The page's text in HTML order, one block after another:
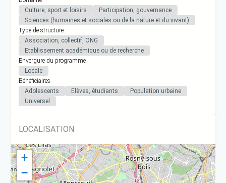
Culture, sport et loisirs
Participation, gouvernance
Sciences (humaines et sociales ou de la nature et du vivant)
Type de structure
Association, collectif, ONG
Etablissement académique ou de recherche
Envergure du programme
Locale
Bénéficiaires
Adolescents
Elèves, étudiants
Population urbaine
Universel
LOCALISATION
+
−